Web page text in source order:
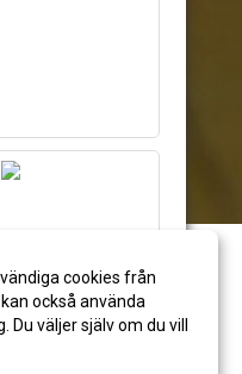
cookies från
också använda
väljer själv om du vill